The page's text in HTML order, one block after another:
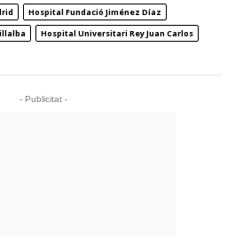
Hospital Fundació Jiménez Díaz
Hospital Universitari Rey Juan Carlos
- Publicitat -